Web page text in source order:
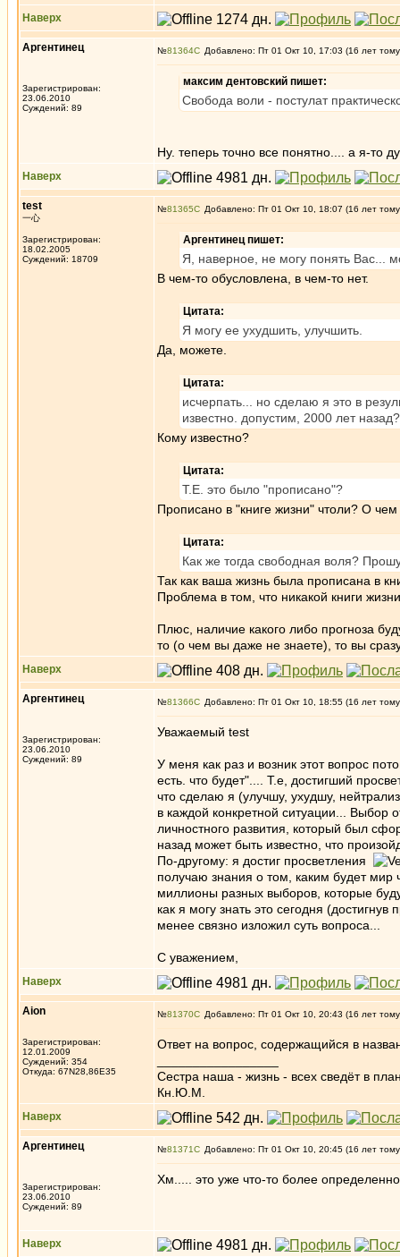
Наверх
Аргентинец
Зарегистрирован:
23.06.2010
Суждений: 89
№81364 Добавлено: Пт 01 Окт 10, 17:03 (16 лет
максим дентовский пишет:
Свобода воли - постулат
Ну. теперь точно все понятно.... а я-то
Наверх
test
一心
Зарегистрирован:
18.02.2005
Суждений: 18709
№81365 Добавлено: Пт 01 Окт 10, 18:07 (16 лет
Аргентинец пишет:
Я, наверное, не могу понять Вас...
В чем-то обусловлена, в чем-то нет.
Цитата:
Я могу ее ухудшить, улучшить.
Да, можете.
Цитата:
исчерпать... но сделаю я это в
известно. допустим, 2000 лет назад?
Кому известно?
Цитата:
Т.Е. это было "прописано"?
Прописано в "книге жизни" чтоли? О
Цитата:
Как же тогда свободная воля?
Так как ваша жизнь была прописана в
Проблема в том, что никакой книги
Плюс, наличие какого либо прогноза
то (о чем вы даже не знаете), то вы
Наверх
Аргентинец
Зарегистрирован:
23.06.2010
Суждений: 89
№81366 Добавлено: Пт 01 Окт 10, 18:55 (16 лет
Уважаемый test
У меня как раз и возник этот вопрос
есть. что будет".... Т.е, достигший
что сделаю я (улучшу, ухудшу,
в каждой конкретной ситуации... Выбор
личностного развития, который был
назад может быть известно, что
По-другому: я достиг просветления
получаю знания о том, каким будет мир
миллионы разных выборов, которые
как я могу знать это сегодня (достигнув
менее связно изложил суть вопроса...
С уважением,
Наверх
Aion
Зарегистрирован:
12.01.2009
Суждений: 354
Откуда: 67N28,86E35
№81370 Добавлено: Пт 01 Окт 10, 20:43 (16 лет
Ответ на вопрос, содержащийся в
Сестра наша - жизнь - всех сведёт в
Кн.Ю.М.
Наверх
Аргентинец
Зарегистрирован:
23.06.2010
Суждений: 89
№81371 Добавлено: Пт 01 Окт 10, 20:45 (16 лет
Хм..... это уже что-то более
Наверх